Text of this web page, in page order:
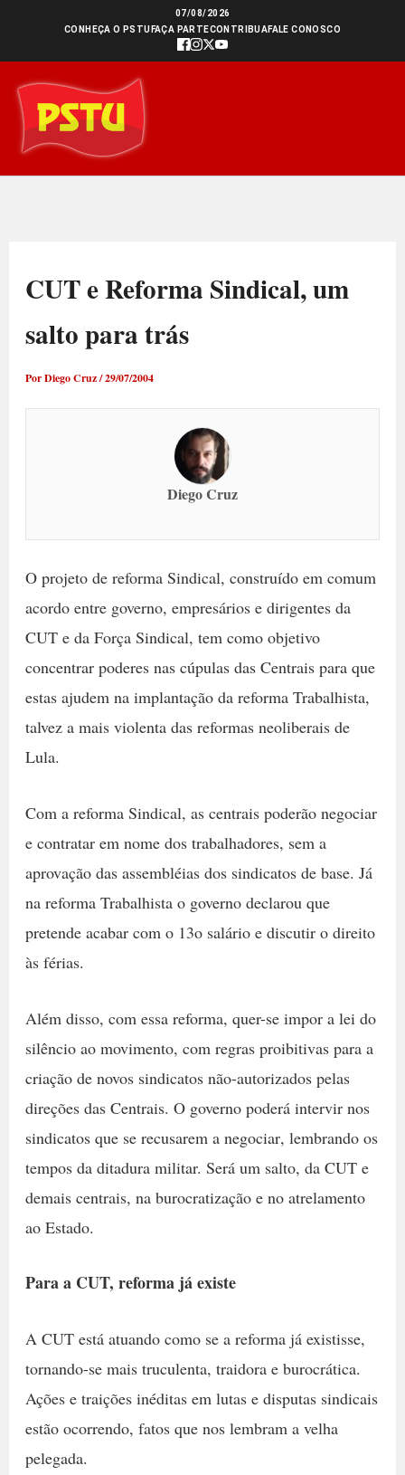
conteúdo
07/08/2026
CONHEÇA O PSTU FAÇA PARTECONTRIBUAFALE CONOSCO
CUT e Reforma Sindical, um
salto para trás
PorDiego Cruz/29/07/2004
Diego Cruz
O projeto de reforma Sindical, construído em comum
acordo entre governo, empresários e dirigentes da
CUT e da Força Sindical, tem como objetivo
concentrar poderes nas cúpulas das Centrais para que
estas ajudem na implantação da reforma Trabalhista,
talvez a mais violenta das reformas neoliberais de
Lula.
Com a reforma Sindical, as centrais poderão negociar
e contratar em nome dos trabalhadores, sem a
aprovação das assembléias dos sindicatos de base. Já
na reforma Trabalhista o governo declarou que
pretende acabar com o 13o salário e discutir o direito
às férias.
Além disso, com essa reforma, quer-se impor a lei do
silêncio ao movimento, com regras proibitivas para a
criação de novos sindicatos não-autorizados pelas
direções das Centrais. O governo poderá intervir nos
sindicatos que se recusarem a negociar, lembrando os
tempos da ditadura militar. Será um salto, da CUT e
demais centrais, na burocratização e no atrelamento
ao Estado.
Para a CUT, reforma já existe
A CUT está atuando como se a reforma já existisse,
tornando-se mais truculenta, traidora e burocrática.
Ações e traições inéditas em lutas e disputas sindicais
estão ocorrendo, fatos que nos lembram a velha
pelegada.